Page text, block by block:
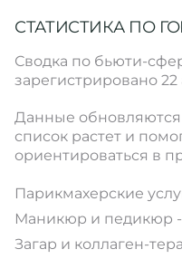
СТАТИСТИКА ПО
Сводка по бьюти-
зарегистрировано
Данные обновляются
список растет и
ориентироваться в
Парикмахерские
Маникюр и педикюр
Загар и коллаген-